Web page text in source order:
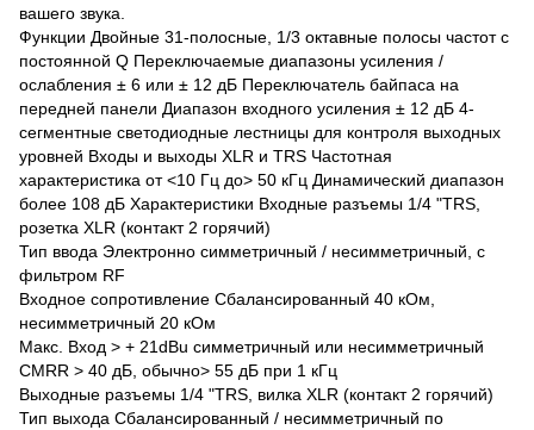
вашего звука.
Функции Двойные 31-полосные, 1/3 октавные полосы частот с
постоянной Q Переключаемые диапазоны усиления /
ослабления ± 6 или ± 12 дБ Переключатель байпаса на
передней панели Диапазон входного усиления ± 12 дБ 4-
сегментные светодиодные лестницы для контроля выходных
уровней Входы и выходы XLR и TRS Частотная
характеристика от <10 Гц до> 50 кГц Динамический диапазон
более 108 дБ Характеристики Входные разъемы 1/4 "TRS,
розетка XLR (контакт 2 горячий)
Тип ввода Электронно симметричный / несимметричный, с
фильтром RF
Входное сопротивление Сбалансированный 40 кОм,
несимметричный 20 кОм
Макс. Вход > + 21dBu симметричный или несимметричный
CMRR > 40 дБ, обычно> 55 дБ при 1 кГц
Выходные разъемы 1/4 "TRS, вилка XLR (контакт 2 горячий)
Тип выхода Сбалансированный / несимметричный по